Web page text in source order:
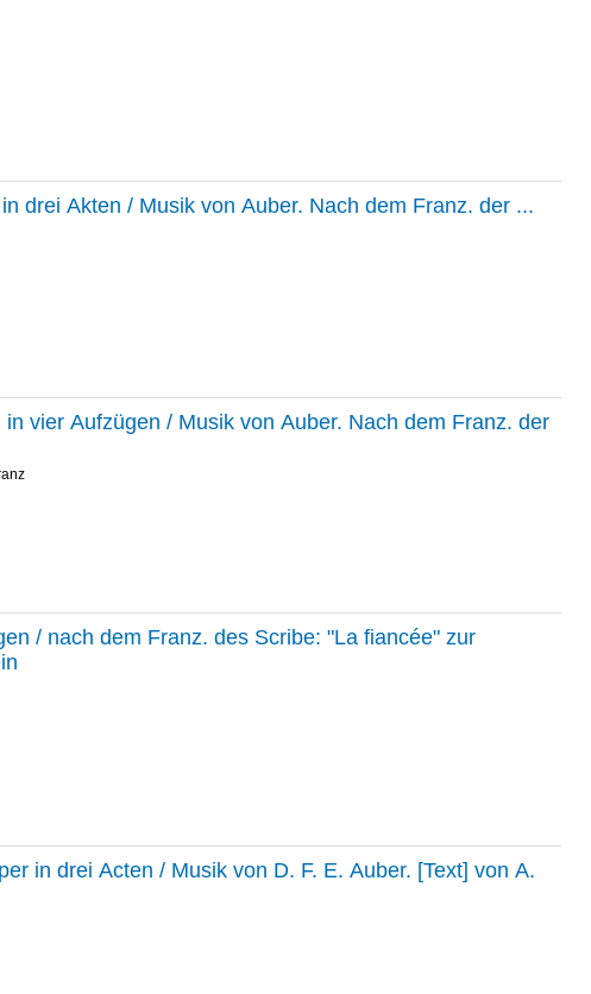
drei Akten / Musik von Auber. Nach dem Franz. der ...
vier Aufzügen / Musik von Auber. Nach dem Franz. der
/ nach dem Franz. des Scribe: "La fiancée" zur
in drei Acten / Musik von D. F. E. Auber. [Text] von A.